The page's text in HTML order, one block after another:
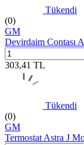
Tükendi
(0)
GM
Devirdaim Contası
303,41 TL
Tükendi
(0)
GM
Termostat Astra J